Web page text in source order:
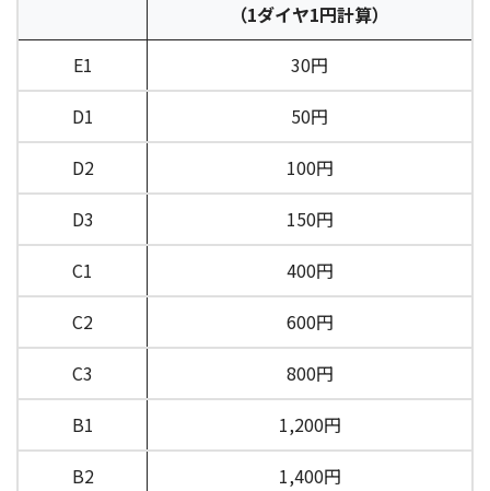
（1ダイヤ1円計算）
E1
30円
D1
50円
D2
100円
D3
150円
C1
400円
C2
600円
C3
800円
B1
1,200円
B2
1,400円